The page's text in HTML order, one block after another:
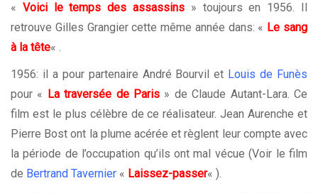
« Voici le temps des assassins » toujours en 1956. Il
retrouve Gilles Grangier cette même année dans: « Le sang
à la tête« .
1956: il a pour partenaire André Bourvil et Louis de Funès
pour « La traversée de Paris » de Claude Autant-Lara. Ce
film est le plus célèbre de ce réalisateur. Jean Aurenche et
Pierre Bost ont la plume acérée et règlent leur compte avec
la période de l’occupation qu’ils ont mal vécue (Voir le film
de Bertrand Tavernier « Laissez-passer« ).